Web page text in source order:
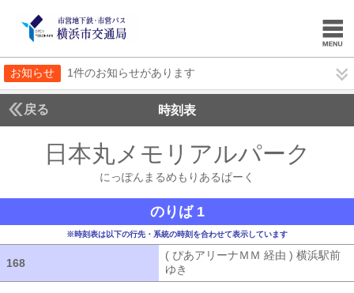
お知らせ 1件のお知らせがあります
戻る 時刻表
日本丸メモリアルパーク
にっぽんまるめもりあるぱーく
のりば 1
※時刻表は以下の行先・系統の時刻を合わせて表示しています
168
( ぴあアリーナＭＭ 経由 ) 横浜駅前
ゆき